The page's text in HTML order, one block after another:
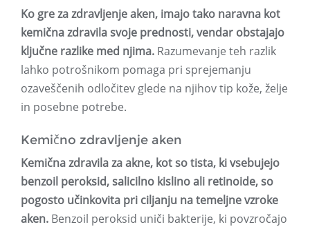
Ko gre za zdravljenje aken, imajo tako naravna kot
kemična zdravila svoje prednosti, vendar obstajajo
ključne razlike med njima. Razumevanje teh razlik
lahko potrošnikom pomaga pri sprejemanju
ozaveščenih odločitev glede na njihov tip kože, želje
in posebne potrebe.
Kemično zdravljenje aken
Kemična zdravila za akne, kot so tista, ki vsebujejo
benzoil peroksid, salicilno kislino ali retinoide, so
pogosto učinkovita pri ciljanju na temeljne vzroke
aken. Benzoil peroksid uniči bakterije, ki povzročajo